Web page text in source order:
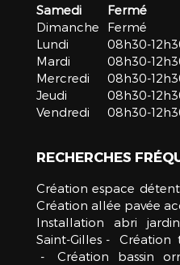
Samedi
Fermé
Dimanche
Fermé
Lundi
08h30-
Mardi
08h30-
Mercredi
08h30-
Jeudi
08h30-
Vendredi
08h30-
RECHERCHES
Création espace
Création allée pavée
Installation abri
Saint-Gilles
Création
Création bassin